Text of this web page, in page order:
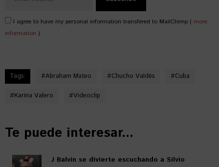
I agree to have my personal information transfered to MailChimp ( more
information )
Tags: #Abraham Mateo #Chucho Valdés #Cuba
#Karina Valero #Videoclip
Te puede interesar...
J Balvin se divierte escuchando a Silvio